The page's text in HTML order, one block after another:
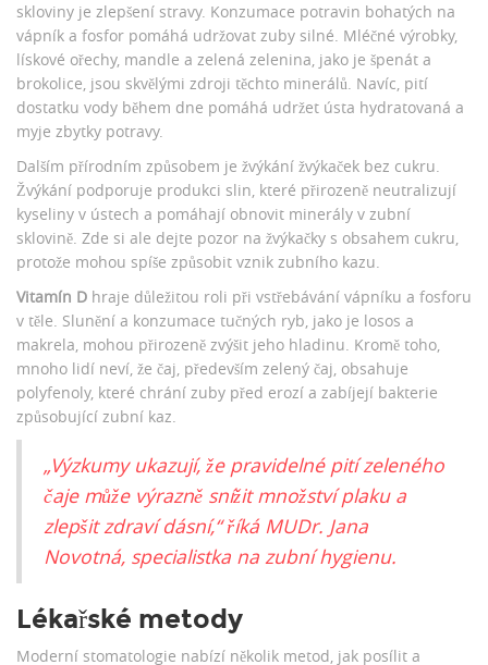
skloviny je zlepšení stravy. Konzumace potravin bohatých na
vápník a fosfor pomáhá udržovat zuby silné. Mléčné výrobky,
lískové ořechy, mandle a zelená zelenina, jako je špenát a
brokolice, jsou skvělými zdroji těchto minerálů. Navíc, pití
dostatku vody během dne pomáhá udržet ústa hydratovaná a
myje zbytky potravy.
Dalším přírodním způsobem je žvýkání žvýkaček bez cukru.
Žvýkání podporuje produkci slin, které přirozeně neutralizují
kyseliny v ústech a pomáhají obnovit minerály v zubní
sklovině. Zde si ale dejte pozor na žvýkačky s obsahem cukru,
protože mohou spíše způsobit vznik zubního kazu.
Vitamín D hraje důležitou roli při vstřebávání vápníku a fosforu
v těle. Slunění a konzumace tučných ryb, jako je losos a
makrela, mohou přirozeně zvýšit jeho hladinu. Kromě toho,
mnoho lidí neví, že čaj, především zelený čaj, obsahuje
polyfenoly, které chrání zuby před erozí a zabíjejí bakterie
způsobující zubní kaz.
„Výzkumy ukazují, že pravidelné pití zeleného
čaje může výrazně snížit množství plaku a
zlepšit zdraví dásní,“ říká MUDr. Jana
Novotná, specialistka na zubní hygienu.
Lékařské metody
Moderní stomatologie nabízí několik metod, jak posílit a